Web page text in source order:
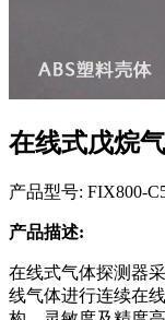
在线式戊烷
产品型号: FIX800-
产品描述:
在线式气体探测器
线气体进行连续在